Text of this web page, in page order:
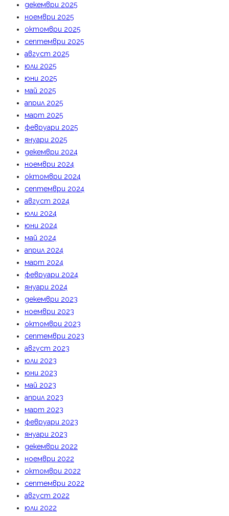
декември 2025
ноември 2025
октомври 2025
септември 2025
август 2025
юли 2025
юни 2025
май 2025
април 2025
март 2025
февруари 2025
януари 2025
декември 2024
ноември 2024
октомври 2024
септември 2024
август 2024
юли 2024
юни 2024
май 2024
април 2024
март 2024
февруари 2024
януари 2024
декември 2023
ноември 2023
октомври 2023
септември 2023
август 2023
юли 2023
юни 2023
май 2023
април 2023
март 2023
февруари 2023
януари 2023
декември 2022
ноември 2022
октомври 2022
септември 2022
август 2022
юли 2022